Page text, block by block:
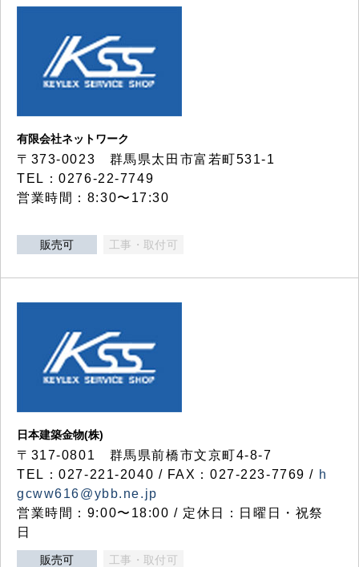
有限会社ネットワーク
〒373-0023 群馬県太田市富若町531-1
TEL：0276-22-7749
営業時間：8:30〜17:30
販売可 工事・取付可
日本建築金物(株)
〒317‐0801 群馬県前橋市文京町4-8-7
TEL：027-221-2040 / FAX：027-223-7769 / h
gcww616@ybb.ne.jp
営業時間：9:00〜18:00 / 定休日：日曜日・祝祭
日
販売可 工事・取付可